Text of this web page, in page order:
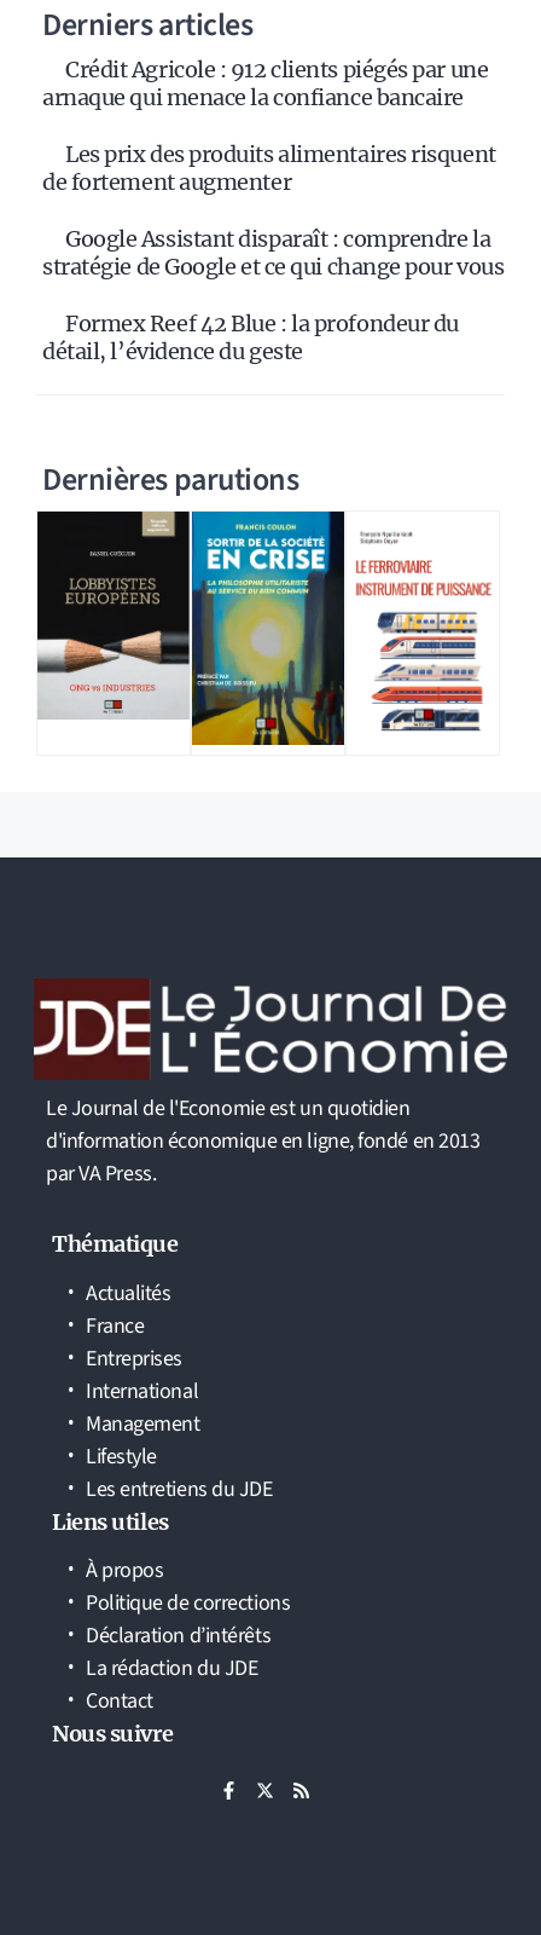
Derniers articles
Crédit Agricole : 912 clients piégés par une
arnaque qui menace la confiance bancaire
Les prix des produits alimentaires risquent
de fortement augmenter
Google Assistant disparaît : comprendre la
stratégie de Google et ce qui change pour vous
Formex Reef 42 Blue : la profondeur du
détail, l’évidence du geste
Dernières parutions
Le Journal de l'Economie est un quotidien
d'information économique en ligne, fondé en 2013
par VA Press.
Thématique
Actualités
France
Entreprises
International
Management
Lifestyle
Les entretiens du JDE
Liens utiles
À propos
Politique de corrections
Déclaration d’intérêts
La rédaction du JDE
Contact
Nous suivre